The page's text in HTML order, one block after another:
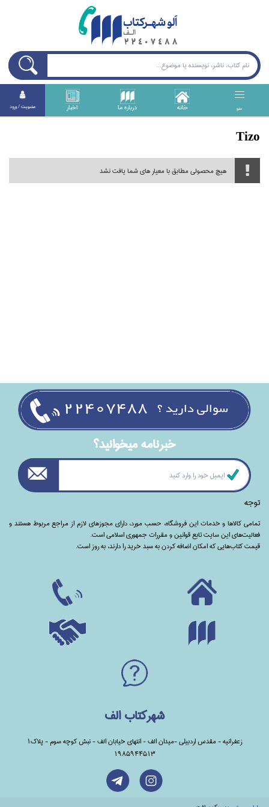
منو خانه درباره ما اخبار عضويت / ورود
Tizo
هیچ محصولی مطابق با معیار های شما یافت نشد
خبرنامه ميخوانيد؟
توجه
تمامی‌ کالاها و خدمات این فروشگاه، حسب مورد،‌ دارای مجوزهای لازم از مراجع مربوط هستند ‌و‌‌
فعالیت‌های این سایت تابع قوانین و مقررات جمهوری اسلامی است.
قیمت کتاب‌هایی که امکان اضافه کردن به سبد خرید را دارند،‌ به روز است.
شهرکتاب الف
زعفرانیه - مقدس اردبیلی -میدان الف - انتهای خیابان الف - نبش کوچه سوم - پلاک1
1985944513